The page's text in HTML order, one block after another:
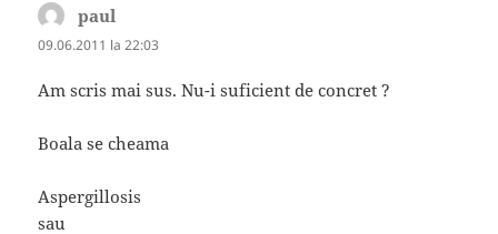
paul
09.06.2011 la 22:03
Am scris mai sus. Nu-i suficient de concret ?
Boala se cheama
Aspergillosis
sau